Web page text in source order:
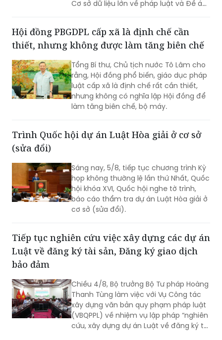
Cơ sở dữ liệu lớn về pháp luật và Đề án
trình Thủ tướng Chính phủ.
Hội đồng PBGDPL cấp xã là định chế cần
thiết, nhưng không được làm tăng biên chế
Tổng Bí thư, Chủ tịch nước Tô Lâm cho
rằng, Hội đồng phổ biến, giáo dục pháp
luật cấp xã là định chế rất cần thiết,
nhưng không có nghĩa lập Hội đồng để
làm tăng biên chế, bộ máy.
Trình Quốc hội dự án Luật Hòa giải ở cơ sở
(sửa đổi)
Sáng nay, 5/8, tiếp tục chương trình Kỳ
họp không thường lệ lần thứ Nhất, Quốc
hội khóa XVI, Quốc hội nghe tờ trình,
báo cáo thẩm tra dự án Luật Hòa giải ở
cơ sở (sửa đổi).
Tiếp tục nghiên cứu việc xây dựng các dự án
Luật về đăng ký tài sản, Đăng ký giao dịch
bảo đảm
Chiều 4/8, Bộ trưởng Bộ Tư pháp Hoàng
Thanh Tùng làm việc với Vụ Công tác
xây dựng văn bản quy phạm pháp luật
(VBQPPL) về nhiệm vụ lập pháp “nghiên
cứu, xây dựng dự án Luật về đăng ký tài